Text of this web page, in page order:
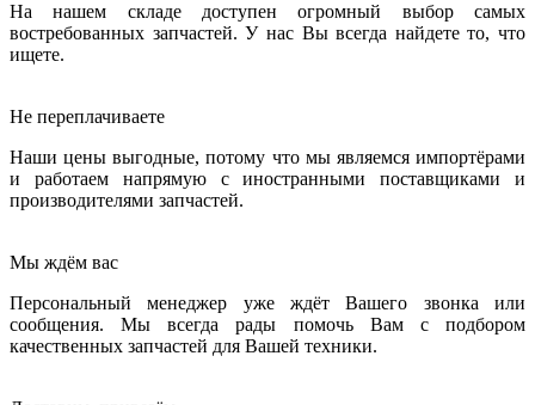
На нашем складе доступен огромный выбор самых
востребованных запчастей. У нас Вы всегда найдете то, что
ищете.
Не переплачиваете
Наши цены выгодные, потому что мы являемся импортёрами
и работаем напрямую с иностранными поставщиками и
производителями запчастей.
Мы ждём вас
Персональный менеджер уже ждёт Вашего звонка или
сообщения. Мы всегда рады помочь Вам с подбором
качественных запчастей для Вашей техники.